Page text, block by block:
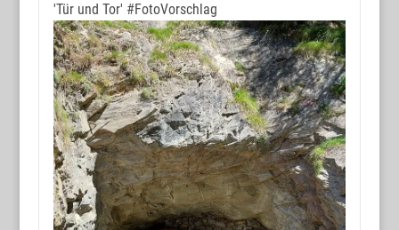
'Tür und Tor' #FotoVorschlag